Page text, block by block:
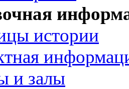
истории
и залы